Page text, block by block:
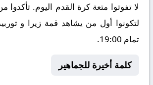
لا تفوتوا متعة كرة القدم اليوم.
لتكونوا أول من يشاهد قمة زيرا و
تمام 19:00.
كلمة أخيرة للجماهير